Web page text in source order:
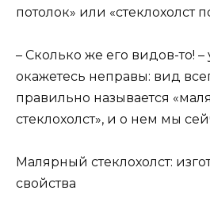
потолок» или «стеклохолст
– Сколько же его видов-то!
окажетесь неправы: вид
правильно называется
стеклохолст», и о нем мы
Малярный стеклохолст:
свойства